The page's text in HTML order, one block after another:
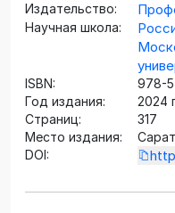
Издательство:
Научная школа:
ISBN:
978-
Год издания:
2024
Страниц:
317
Место издания:
DOI: